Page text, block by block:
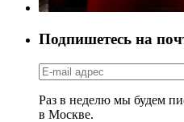
Подпишетесь на
Раз в неделю мы будем
в Москве.